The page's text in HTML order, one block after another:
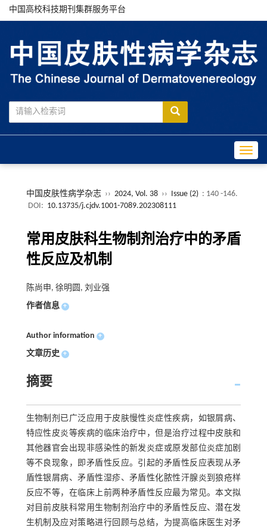
中国高校科技期刊集群服务平台
中国皮肤性病学杂志 ›› 2024, Vol. 38 ›› Issue (2) : 140 -146.
DOI: 10.13735/j.cjdv.1001-7089.202308111
常用皮肤科生物制剂治疗中的矛盾
性反应及机制
陈尚申, 徐明圆, 刘业强
作者信息 +
Author information +
文章历史 +
摘要
生物制剂已广泛应用于皮肤慢性炎症性疾病，如银屑病、
特应性皮炎等疾病的临床治疗中，但是治疗过程中皮肤和
其他器官会出现非感染性的新发炎症或原发部位炎症加剧
等不良现象，即矛盾性反应。引起的矛盾性反应表现从矛
盾性银屑病、矛盾性湿疹、矛盾性化脓性汗腺炎到狼疮样
反应不等，在临床上前两种矛盾性反应最为常见。本文拟
对目前皮肤科常用生物制剂治疗中的矛盾性反应、潜在发
生机制及应对策略进行回顾与总结，为提高临床医生对矛